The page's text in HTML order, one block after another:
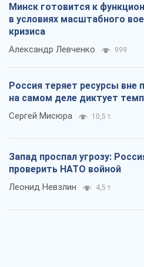
Минск готовится к
в условиях масштабного
кризиса
Александр Левченко 999
Россия теряет ресурсы вне
на самом деле диктует
Сергей Мисюра 10,5 т.
Запад проспал угрозу:
проверить НАТО войной
Леонид Невзлин 4,5 т.